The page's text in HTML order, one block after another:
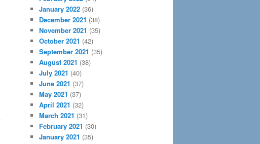
January 2022 (36)
December 2021 (38)
November 2021 (35)
October 2021 (42)
September 2021 (35)
August 2021 (38)
July 2021 (40)
June 2021 (37)
May 2021 (37)
April 2021 (32)
March 2021 (31)
February 2021 (30)
January 2021 (35)